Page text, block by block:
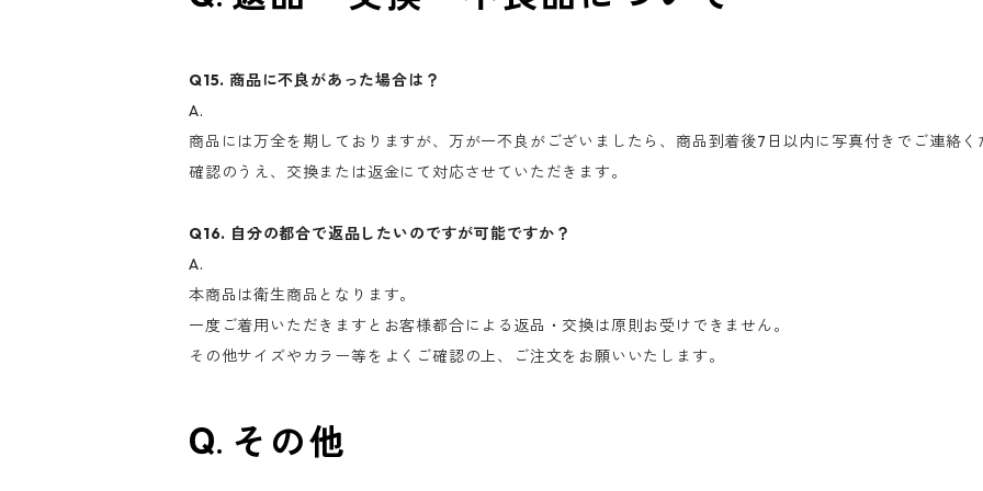
Q15. 商品に不良があった場合は？
A.
商品には万全を期しておりますが、万が一不良がございましたら、商品到着後7日以内に写真付きでご連絡く
確認のうえ、交換または返金にて対応させていただきます。
Q16. 自分の都合で返品したいのですが可能ですか？
A.
本商品は衛生商品となります。
一度ご着用いただきますとお客様都合による返品・交換は原則お受けできません。
その他サイズやカラー等をよくご確認の上、ご注文をお願いいたします。
その他